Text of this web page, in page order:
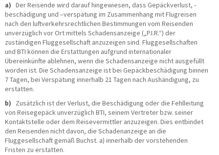
a) Der Reisende wird darauf hingewiesen, dass Gepäckverlust, -
beschädigung und –verspätung im Zusammenhang mit Flugreisen
nach den luftverkehrsrechtlichen Bestimmungen vom Reisenden
unverzüglich vor Ort mittels Schadensanzeige („P.I.R.“) der
zuständigen Fluggesellschaft anzuzeigen sind. Fluggesellschaften
und BTI können die Erstattungen aufgrund internationaler
Übereinkünfte ablehnen, wenn die Schadensanzeige nicht ausgefüllt
worden ist. Die Schadensanzeige ist bei Gepäckbeschädigung binnen
7 Tagen, bei Verspätung innerhalb 21 Tagen nach Aushändigung, zu
erstatten.
b) Zusätzlich ist der Verlust, die Beschädigung oder die Fehlleitung
von Reisegepäck unverzüglich BTI, seinem Vertreter bzw. seiner
Kontaktstelle oder dem Reisevermittler anzuzeigen. Dies entbindet
den Reisenden nicht davon, die Schadenanzeige an die
Fluggesellschaft gemäß Buchst. a) innerhalb der vorstehenden
Fristen zu erstatten.